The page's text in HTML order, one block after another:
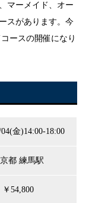
マーメイド、オー
スがあります。今
ースの開催になり
金)14:00-18:00
都 練馬駅
￥54,800